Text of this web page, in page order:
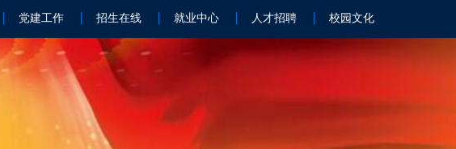
党建工作 招生在线 就业中心 人才招聘 校园文化